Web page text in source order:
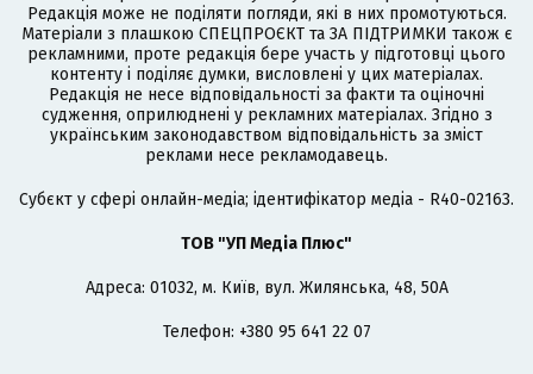
Редакція може не поділяти погляди, які в них промотуються.
Матеріали з плашкою СПЕЦПРОЄКТ та ЗА ПІДТРИМКИ також є
рекламними, проте редакція бере участь у підготовці цього
контенту і поділяє думки, висловлені у цих матеріалах.
Редакція не несе відповідальності за факти та оціночні
судження, оприлюднені у рекламних матеріалах. Згідно з
українським законодавством відповідальність за зміст
реклами несе рекламодавець.
Cубєкт у сфері онлайн-медіа; ідентифікатор медіа - R40-02163.
ТОВ "УП Медіа Плюс"
Адреса: 01032, м. Київ, вул. Жилянська, 48, 50А
Телефон: +380 95 641 22 07